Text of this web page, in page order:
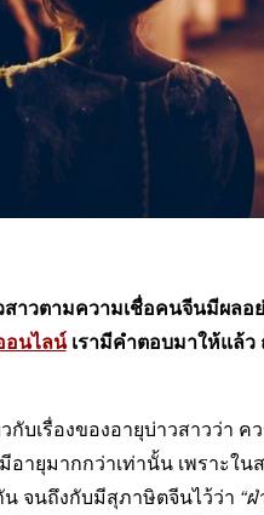
าวตามความเชื่อคนจีนมีผลอ
นไลน์เรามีคำตอบมาให้แล้ว
กับเรื่องของอายุบ่าวสาวว่า ค
อายุมากกว่าเท่านั้น เพราะใ
จนถึงกับมีสุภาษิตจีนไว้ว่า“ฝ่